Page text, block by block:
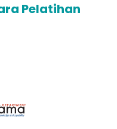
Pelatihan